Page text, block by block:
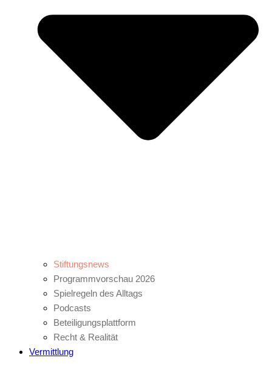
Stiftungsnews
Programmvorschau 2026
Spielregeln des Alltags
Podcasts
Beteiligungsplattform
Recht & Realität
Vermittlung